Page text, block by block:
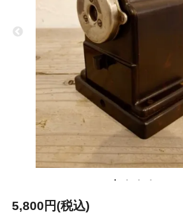
5,800円(税込)